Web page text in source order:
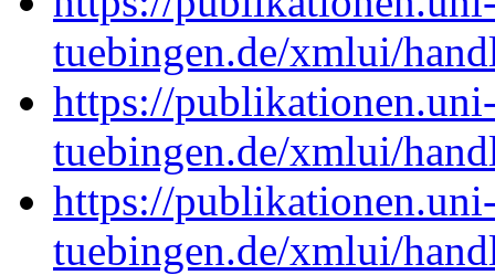
tuebingen.de/xmlui/
https://
tuebingen.de/xmlui/
https://
tuebingen.de/xmlui/